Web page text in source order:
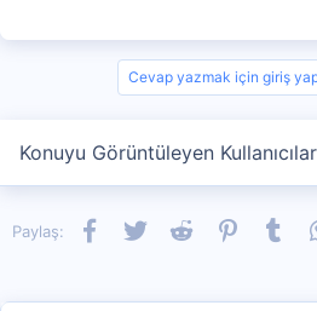
Cevap yazmak için giriş
Konuyu Görüntüleyen
Paylaş: Facebook
TwitterReddit Pinterest